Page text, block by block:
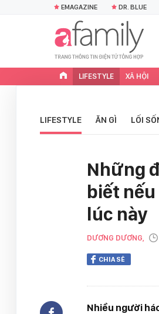
EMAGAZINE DR. BLUE
LIFESTYLE XÃ HỘI
LIFESTYLE ĂN GÌ LỐI
Những
biết
lúc này
DƯƠNG DƯƠNG,
CHIA SẺ
Nhiều người